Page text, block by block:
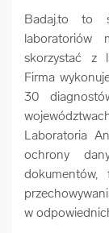
Osuszanie
Pozostałe usługi
Badaj.to to
laboratoriów
skorzystać z
Firma
30
Laboratoria
ochrony
dokumentów,
w